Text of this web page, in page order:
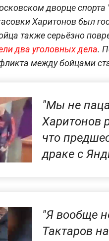
дворце спорта
Харитонов был
также серьёзно
два уголовных дела.
между бойцами
"Мы не
Харитонов
что
драке с
"Я вообще
Тактаров